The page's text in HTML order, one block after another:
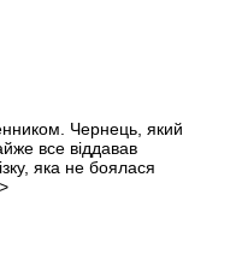
Чернець, який
все віддавав
яка не боялася